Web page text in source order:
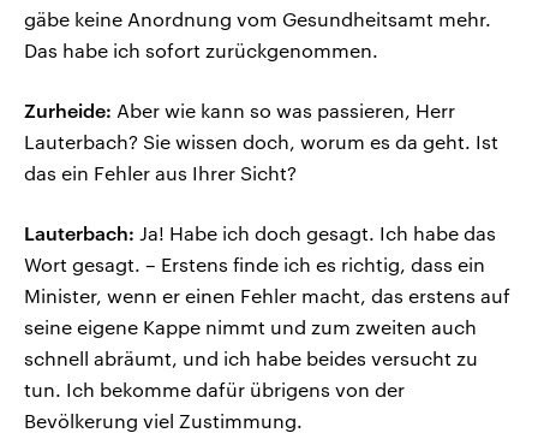
gäbe keine Anordnung vom Gesundheitsamt mehr.
Das habe ich sofort zurückgenommen.
Zurheide: Aber wie kann so was passieren, Herr
Lauterbach? Sie wissen doch, worum es da geht. Ist
das ein Fehler aus Ihrer Sicht?
Lauterbach: Ja! Habe ich doch gesagt. Ich habe das
Wort gesagt. – Erstens finde ich es richtig, dass ein
Minister, wenn er einen Fehler macht, das erstens auf
seine eigene Kappe nimmt und zum zweiten auch
schnell abräumt, und ich habe beides versucht zu
tun. Ich bekomme dafür übrigens von der
Bevölkerung viel Zustimmung.